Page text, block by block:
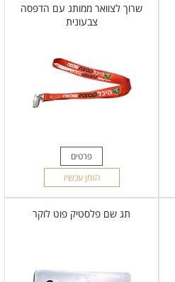
שרוך לצוואר ממותג עם הדפסה
צבעונית
פרטים
הזמן עכשיו
תג שם פלסטיק פוט לוקר